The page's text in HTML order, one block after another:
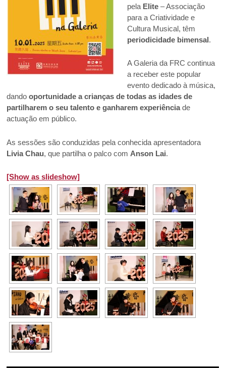
pela Elite– Associação
para a Criatividade e
Cultura Musical, têm
periodicidade bimensal.
A Galeria da FRC continua
a receber este popular
evento dedicado à música,
dandooportunidade a crianças de todas as idades de
partilharem o seu talento e ganharem experiênciade
actuação em público.
As sessões são conduzidas pela conhecida apresentadora
Livia Chau, que partilha o palco com Anson Lai.
[Show as slideshow]